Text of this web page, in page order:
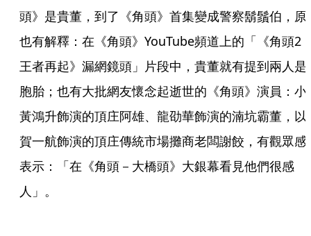
頭》是貴董，到了《角頭》首集變成警察鬍鬚伯，原
也有解釋：在《角頭》YouTube頻道上的「《角頭2
王者再起》漏網鏡頭」片段中，貴董就有提到兩人是
胞胎；也有大批網友懷念起逝世的《角頭》演員：小
黃鴻升飾演的頂庄阿雄、龍劭華飾演的湳坑霸董，以
賀一航飾演的頂庄傳統市場攤商老闆謝餃，有觀眾感
表示：「在《角頭－大橋頭》大銀幕看見他們很感
人」。